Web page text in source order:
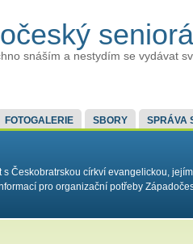
snáším a nestydím se vydávat
FOTOGALERIE SBORY SPRÁVA
Českobratrskou církví evangelickou,
pro organizační potřeby